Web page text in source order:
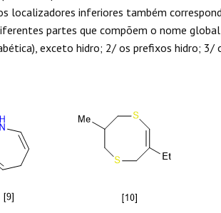
localizadores inferiores também
partes que compõem o nome
exceto hidro; 2/ os prefixos hidro;